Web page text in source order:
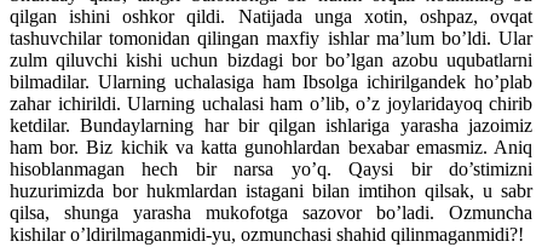
qilgan ishini oshkor qildi. Natijada unga xotin, oshpaz, ovqat
tashuvchilar tomonidan qilingan maxfiy ishlar ma’lum bo’ldi. Ular
zulm qiluvchi kishi uchun bizdagi bor bo’lgan azobu uqubatlarni
bilmadilar. Ularning uchalasiga ham Ibsolga ichirilgandek ho’plab
zahar ichirildi. Ularning uchalasi ham o’lib, o’z joylaridayoq chirib
ketdilar. Bundaylarning har bir qilgan ishlariga yarasha jazoimiz
ham bor. Biz kichik va katta gunohlardan bexabar emasmiz. Aniq
hisoblanmagan hech bir narsa yo’q. Qaysi bir do’stimizni
huzurimizda bor hukmlardan istagani bilan imtihon qilsak, u sabr
qilsa, shunga yarasha mukofotga sazovor bo’ladi. Ozmuncha
kishilar o’ldirilmaganmidi-yu, ozmunchasi shahid qilinmaganmidi?!